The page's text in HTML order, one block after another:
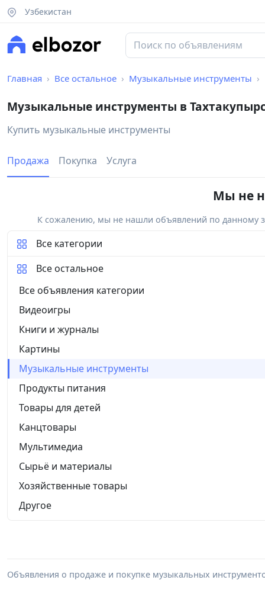
Узбекистан
Главная Все остальное Музыкальные инструменты
Музыкальные инструменты в
Купить музыкальные инструменты
Продажа Покупка Услуга
Мы не
К сожалению, мы не нашли объявлений по данному
Все категории
Все остальное
Все объявления категории
Видеоигры
Книги и журналы
Картины
Музыкальные инструменты
Продукты питания
Товары для детей
Канцтовары
Мультимедиа
Сырьё и материалы
Хозяйственные товары
Другое
Объявления о продаже и покупке музыкальных